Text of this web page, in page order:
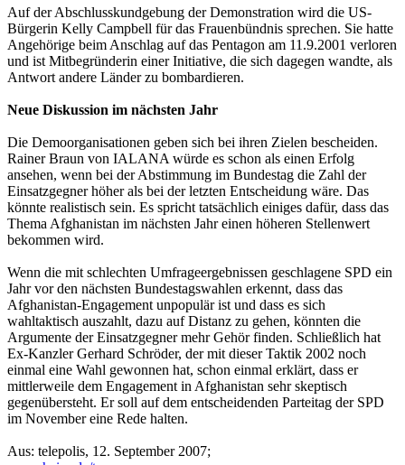
Auf der Abschlusskundgebung der Demonstration wird die US-
Bürgerin Kelly Campbell für das Frauenbündnis sprechen. Sie hatte
Angehörige beim Anschlag auf das Pentagon am 11.9.2001 verloren
und ist Mitbegründerin einer Initiative, die sich dagegen wandte, als
Antwort andere Länder zu bombardieren.
Neue Diskussion im nächsten Jahr
Die Demoorganisationen geben sich bei ihren Zielen bescheiden.
Rainer Braun von IALANA würde es schon als einen Erfolg
ansehen, wenn bei der Abstimmung im Bundestag die Zahl der
Einsatzgegner höher als bei der letzten Entscheidung wäre. Das
könnte realistisch sein. Es spricht tatsächlich einiges dafür, dass das
Thema Afghanistan im nächsten Jahr einen höheren Stellenwert
bekommen wird.
Wenn die mit schlechten Umfrageergebnissen geschlagene SPD ein
Jahr vor den nächsten Bundestagswahlen erkennt, dass das
Afghanistan-Engagement unpopulär ist und dass es sich
wahltaktisch auszahlt, dazu auf Distanz zu gehen, könnten die
Argumente der Einsatzgegner mehr Gehör finden. Schließlich hat
Ex-Kanzler Gerhard Schröder, der mit dieser Taktik 2002 noch
einmal eine Wahl gewonnen hat, schon einmal erklärt, dass er
mittlerweile dem Engagement in Afghanistan sehr skeptisch
gegenübersteht. Er soll auf dem entscheidenden Parteitag der SPD
im November eine Rede halten.
Aus: telepolis, 12. September 2007;